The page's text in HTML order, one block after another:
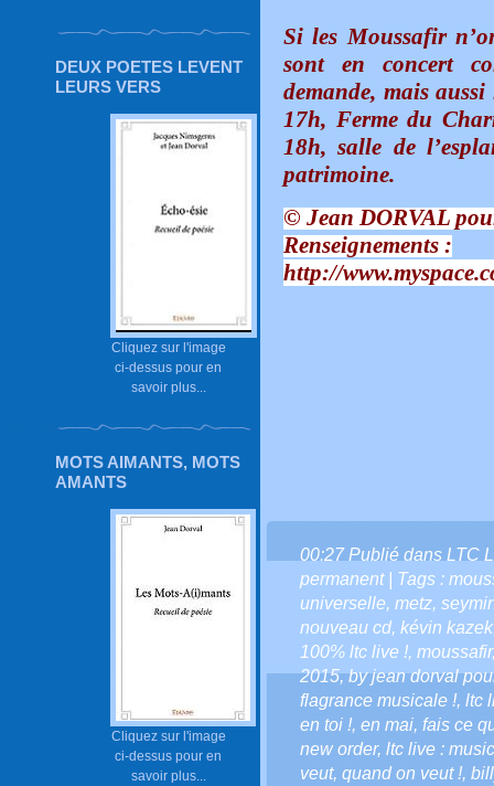
DEUX POETES LEVENT
LEURS VERS
Cliquez sur l'image
ci-dessus pour en
savoir plus...
MOTS AIMANTS, MOTS
AMANTS
Cliquez sur l'image
ci-dessus pour en
savoir plus...
Si les Moussafir
sont en concert
demande, mais
17h, Ferme du
18h, salle de
patrimoine.
© Jean DORVAL
Renseignements :
http://
00:27 Publié dans LTC
permanent| Tags :
universelle, metz,
nouveau cd, kévin kazek
100% ltc live !, moussafir
2015,by jean dorval
flagrance musicale !, ltc
en toi !, en mai, fais ce
new order, ltc live :
veut, quand on veut !,